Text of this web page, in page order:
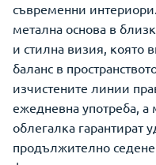
съвременни
метална основа в
и стилна визия, която
баланс в
изчистените линии
ежедневна употреба, а
облегалка гарантират
продължително